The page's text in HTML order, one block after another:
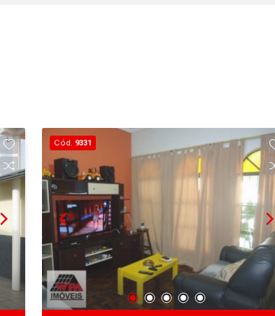
Cód. 9331